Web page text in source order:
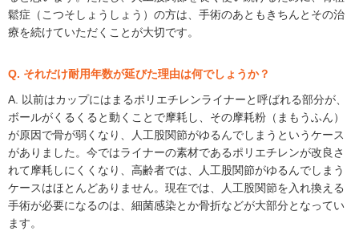
鬆症（こつそしょうしょう）の方は、手術のあともきちんとその治
療を続けていただくことが大切です。
Q. それだけ耐用年数が延びた理由は何でしょうか？
A. 以前はカップにはまるポリエチレンライナーと呼ばれる部分が、
ボールがくるくると動くことで摩耗し、その摩耗粉（まもうふん）
が原因で骨が弱くなり、人工股関節がゆるんでしまうというケース
がありました。今ではライナーの素材であるポリエチレンが改良さ
れて摩耗しにくくなり、高齢者では、人工股関節がゆるんでしまう
ケースはほとんどありません。現在では、人工股関節を入れ換える
手術が必要になるのは、細菌感染とか骨折などが大部分となってい
ます。